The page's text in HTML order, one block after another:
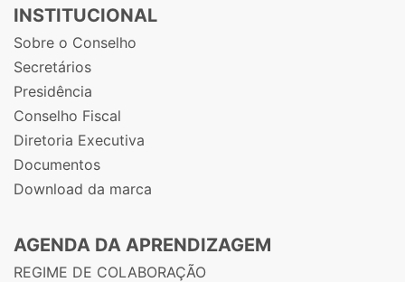
INSTITUCIONAL
Sobre o Conselho
Secretários
Presidência
Conselho Fiscal
Diretoria Executiva
Documentos
Download da marca
AGENDA DA APRENDIZAGEM
REGIME DE COLABORAÇÃO